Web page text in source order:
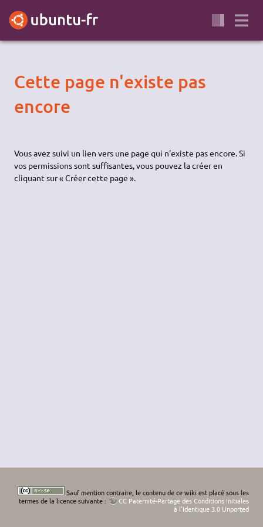
Cette page n'existe pas
encore
Vous avez suivi un lien vers une page qui n'existe pas encore. Si
vos permissions sont suffisantes, vous pouvez la créer en
cliquant sur « Créer cette page ».
Sauf mention contraire, le contenu de ce wiki est placé sous les
termes de la licence suivante :
CC Paternité-Partage des Conditions Initiales
à l'Identique 3.0 Unported